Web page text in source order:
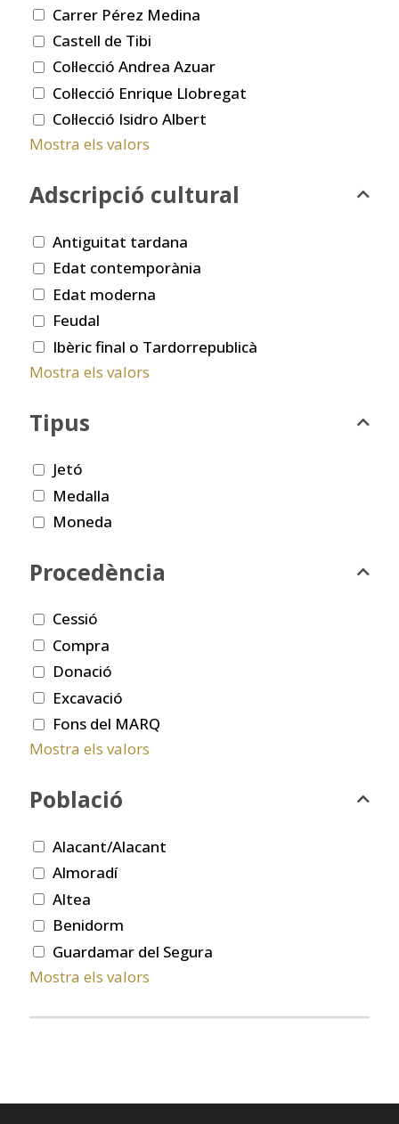
Carrer Pérez Medina
Castell de Tibi
Col·lecció Andrea Azuar
Col·lecció Enrique Llobregat
Col·lecció Isidro Albert
Mostra els valors
Adscripció cultural
Antiguitat tardana
Edat contemporània
Edat moderna
Feudal
Ibèric final o Tardorrepublicà
Mostra els valors
Tipus
Jetó
Medalla
Moneda
Procedència
Cessió
Compra
Donació
Excavació
Fons del MARQ
Mostra els valors
Població
Alacant/Alacant
Almoradí
Altea
Benidorm
Guardamar del Segura
Mostra els valors